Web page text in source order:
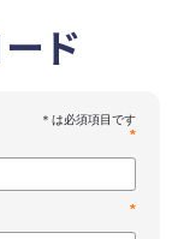
ド
*
*